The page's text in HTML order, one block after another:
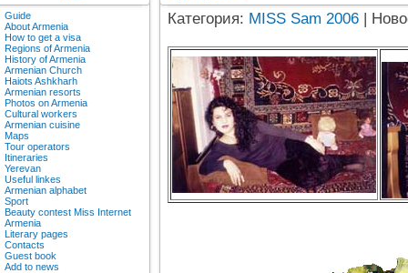
Guide
About Armenia
How to get a visa
Regions of Armenia
History of Armenia
Armenian Church
Haiots Ashkharh
Armenian resorts
Photos on Armenia
Cultural workers
Armenian cuisine
Maps
Tour operators
Itineraries
Yerevan
Useful linkes
Armenian alphabet
Sport
Beauty contest Miss Internet
Armenia
Literary pages
Contacts
Guest book
Add to news
Категория: MISS Sam 2006 |